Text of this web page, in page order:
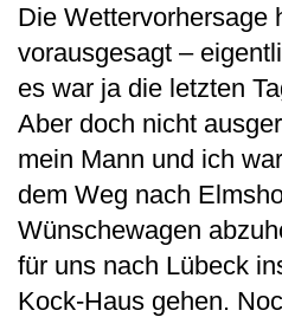
Die Wettervorhersage
vorausgesagt –
es war ja die letzten
Aber doch nicht
mein Mann und ich
dem Weg nach
Wünschewagen
für uns nach Lübeck
Kock-Haus gehen.